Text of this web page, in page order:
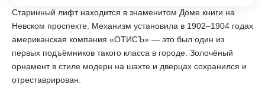
Старинный лифт находится в знаменитом Доме книги на
Невском проспекте. Механизм установила в 1902–1904 годах
американская компания «ОТИСЪ» — это был один из
первых подъёмников такого класса в городе. Золочёный
орнамент в стиле модерн на шахте и дверцах сохранился и
отреставрирован.